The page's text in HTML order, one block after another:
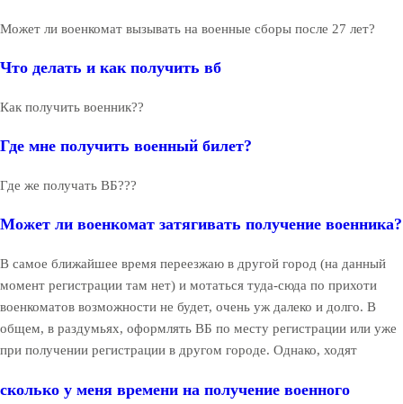
Может ли военкомат вызывать на военные сборы после 27 лет?
Что делать и как получить вб
Как получить военник??
Где мне получить военный билет?
Где же получать ВБ???
Может ли военкомат затягивать получение военника?
В самое ближайшее время переезжаю в другой город (на данный
момент регистрации там нет) и мотаться туда-сюда по прихоти
военкоматов возможности не будет, очень уж далеко и долго. В
общем, в раздумьях, оформлять ВБ по месту регистрации или уже
при получении регистрации в другом городе. Однако, ходят
сколько у меня времени на получение военного